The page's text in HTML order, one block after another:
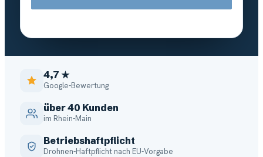
4,7 ★
Google-Bewertung
über 40 Kunden
im Rhein-Main
Betriebshaftpflicht
Drohnen-Haftpflicht nach EU-Vorgabe